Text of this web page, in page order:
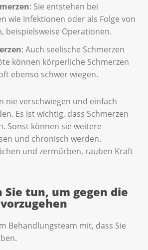
: Sie entstehen bei
wie Infektionen oder als Folge von
beispielsweise Operationen.
: Auch seelische Schmerzen
können körperliche Schmerzen
ebenso schwer wiegen.
nie verschwiegen und einfach
Es ist wichtig, dass Schmerzen
Sonst können sie weitere
und chronisch werden.
und zermürben, rauben Kraft
Sie tun, um gegen die
Behandlungsteam mit, dass Sie